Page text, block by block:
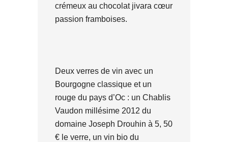
crémeux au chocolat jivara cœur
passion framboises.
Deux verres de vin avec un
Bourgogne classique et un
rouge du pays d’Oc : un Chablis
Vaudon millésime 2012 du
domaine Joseph Drouhin à 5, 50
€ le verre, un vin bio du